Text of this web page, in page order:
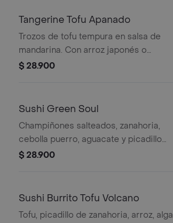
Tangerine Tofu Apanado
Trozos de tofu tempura en salsa de
mandarina. Con arroz japonés o
blanco, vegetales (brócoli, repollo,
$ 28.900
Sushi Green Soul
Champiñones salteados, zanahoria,
cebolla puerro, aguacate y picadillo
veggie con salsa tartar. Finalizado con
$ 28.900
Sushi Burrito Tofu Volcano
Tofu, picadillo de zanahoria, arroz, alga